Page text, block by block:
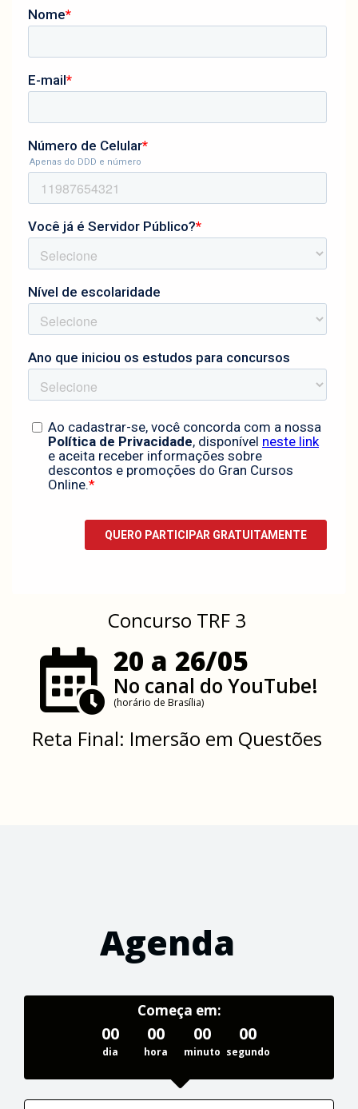
Concurso TRF 3
20 a 26/05
No canal do YouTube!
(horário de Brasília)
Reta Final: Imersão em Questões
Agenda
Começa em:
00
dia
00
hora
00
minuto
00
segundo